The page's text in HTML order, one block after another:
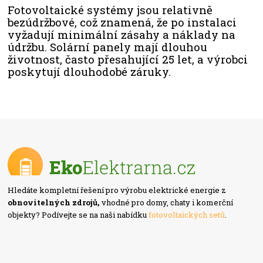
Fotovoltaické systémy jsou relativně
bezúdržbové, což znamená, že po instalaci
vyžadují minimální zásahy a náklady na
údržbu. Solární panely mají dlouhou
životnost, často přesahující 25 let, a výrobci
poskytují dlouhodobé záruky.
Hledáte kompletní řešení pro výrobu elektrické energie z
obnovitelných zdrojů, vhodné pro domy, chaty i komerční
objekty? Podívejte se na naši nabídkufotovoltaických setů.